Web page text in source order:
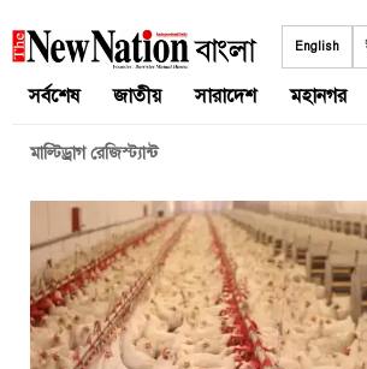
to
English
সর্বশেষ জাতীয় সারাদেশ মহানগর
মাল্টিড্রাগ রেজিস্ট্যান্ট